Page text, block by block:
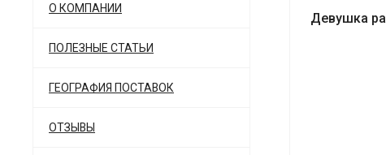
Девушка
О КОМПАНИИ
ПОЛЕЗНЫЕ СТАТЬИ
ГЕОГРАФИЯ ПОСТАВОК
ОТЗЫВЫ